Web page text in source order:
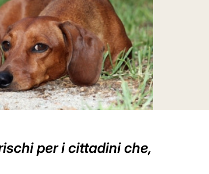
per i cittadini che,